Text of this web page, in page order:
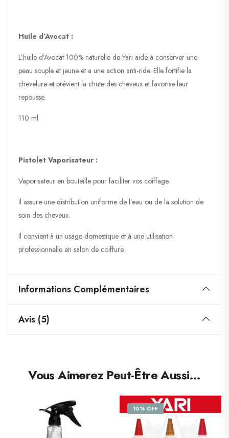
Huile d’Avocat :
L’huile d’Avocat 100% naturelle de Yari aide à conserver une
peau souple et jeune et a une action anti-ride. Elle fortifie la
chevelure et prévient la chute des cheveux et favorise leur
repousse.
110 ml
Pistolet Vaporisateur :
Vaporisateur en bouteille pour faciliter vos coiffage.
Il assure une distribution uniforme de l’eau ou de la solution de
soin des cheveux.
Il convient à un usage domestique et à une utilisation
professionnelle en salon de coiffure.
Informations Complémentaires
Avis (5)
Vous Aimerez Peut-Être Aussi…
10% OFF